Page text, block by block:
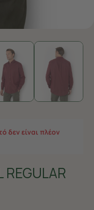
δεν είναι πλέον